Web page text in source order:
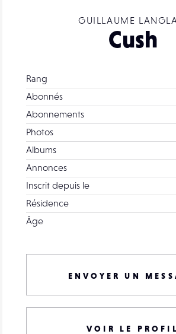
GUILLAUME
Cush
Rang
Abonnés
Abonnements
Photos
Albums
Annonces
Inscrit depuis le
Résidence
Âge
ENVOYER UN
VOIR LE PROFIL